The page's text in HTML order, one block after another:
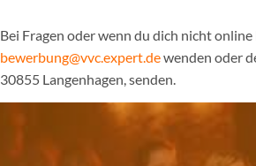
Bei Fragen oder wenn du dich nicht
bewerbung@vvc.expert.dewenden oder
30855 Langenhagen, senden.